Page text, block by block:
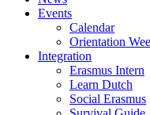
Events
Calendar
Orientation
Integration
Erasmus Intern
Learn Dutch
Social Erasmus